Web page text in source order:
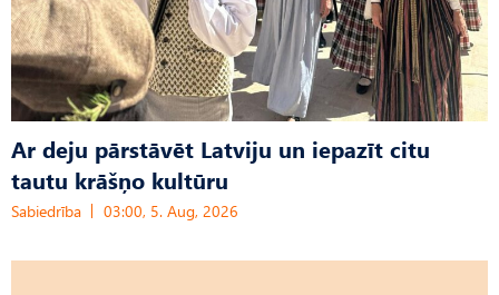
Ar deju pārstāvēt Latviju un iepazīt citu
tautu krāšņo kultūru
Sabiedrība 03:00, 5. Aug, 2026